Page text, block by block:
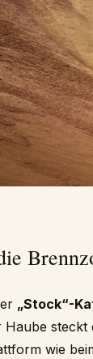
„Stock“-
Haube
wie